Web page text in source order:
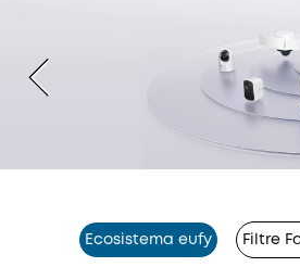
Ecosistema eufy Filtre